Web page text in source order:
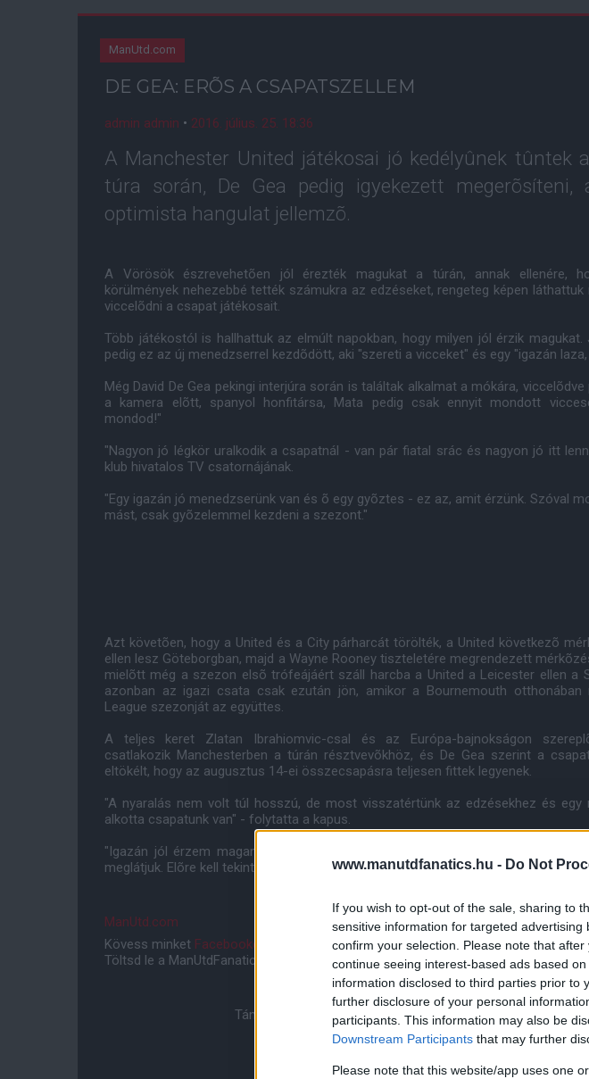
www.manutdfanatics.hu - Do Not
If you wish to opt-out of the sale, sharing to
sensitive information for targeted
confirm your selection. Please note that
continue seeing interest-based ads based
information disclosed to third parties prior to
further disclosure of your personal
participants. This information may also be
Downstream Participants that may further
Please note that this website/app uses one
ManUtd.com
DE GEA: ERÕS A CSAPATSZELLEM
admin admin • 2016. július. 25. 18:36
A Manchester United játékosai jó kedélyûnek tûntek
túra során, De Gea pedig igyekezett megerõsíteni,
optimista hangulat jellemzõ.
A Vörösök észrevehetõen jól érezték magukat a túrán, annak ellenére,
körülmények nehezebbé tették számukra az edzéseket, rengeteg képen láthattuk
viccelõdni a csapat játékosait.
Több játékostól is hallhattuk az elmúlt napokban, hogy milyen jól érzik
pedig ez az új menedzserrel kezdõdött, aki "szereti a vicceket" és egy "igazán
Még David De Gea pekingi interjúra során is találtak alkalmat a mókára,
a kamera elõtt, spanyol honfitársa, Mata pedig csak ennyit mondott
mondod!"
"Nagyon jó légkör uralkodik a csapatnál - van pár fiatal srác és nagyon jó itt
klub hivatalos TV csatornájának.
"Egy igazán jó menedzserünk van és õ egy gyõztes - ez az, amit érzünk. Szóval
mást, csak gyõzelemmel kezdeni a szezont."
Azt követõen, hogy a United és a City párharcát törölték, a United következõ
ellen lesz Göteborgban, majd a Wayne Rooney tiszteletére megrendezett
mielõtt még a szezon elsõ trófeájáért száll harcba a United a Leicester ellen a
azonban az igazi csata csak ezután jön, amikor a Bournemouth otthonában
League szezonját az együttes.
A teljes keret Zlatan Ibrahiomvic-csal és az Európa-bajnokságon
csatlakozik Manchesterben a túrán résztvevõkhöz, és De Gea szerint a
eltökélt, hogy az augusztus 14-ei összecsapásra teljesen fittek legyenek.
"A nyaralás nem volt túl hosszú, de most visszatértünk az edzésekhez és egy
alkotta csapatunk van" - folytatta a kapus.
"Igazán jól érzem magam. Ez a szezon kezdete, még fittebbnek kell lennem
meglátjuk. Elõre kell tekintenünk és tényleg igazán fitté kell válnunk az elsõ
ManUtd.com
Kövess minket Facebookon InstagramonésYouTube-on is!
Töltsd le a ManUtdFanatics.hu mobil applikációtAndroidraésiOS-re!
Támogasd adományoddal a ManUtdFanatics.hu működését!